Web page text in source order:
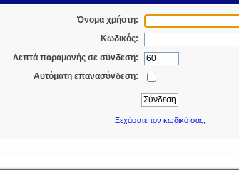
Όνομα χρήστη:
Κωδικός:
Λεπτά παραμονής σε σύνδεση:
Αυτόματη επανασύνδεση:
Ξεχάσατε τον κωδικό σας;